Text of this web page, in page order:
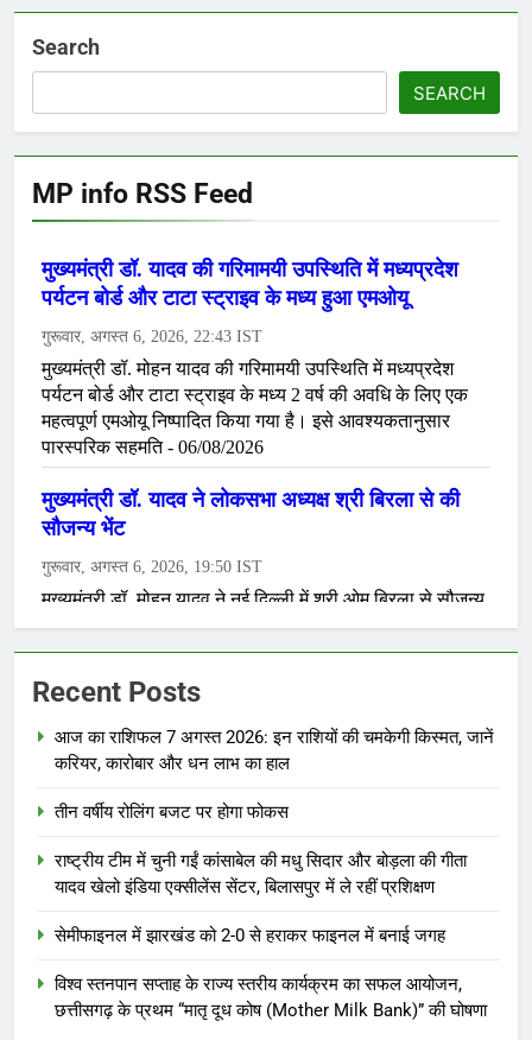
Search
SEARCH
MP info RSS Feed
Recent Posts
आज का राशिफल 7 अगस्त 2026: इन राशियों की चमकेगी किस्मत, जानें
करियर, कारोबार और धन लाभ का हाल
तीन वर्षीय रोलिंग बजट पर होगा फोकस
राष्ट्रीय टीम में चुनी गईं कांसाबेल की मधु सिदार और बोड़ला की गीता
यादव खेलो इंडिया एक्सीलेंस सेंटर, बिलासपुर में ले रहीं प्रशिक्षण
सेमीफाइनल में झारखंड को 2-0 से हराकर फाइनल में बनाई जगह
विश्व स्तनपान सप्ताह के राज्य स्तरीय कार्यक्रम का सफल आयोजन,
छत्तीसगढ़ के प्रथम “मातृ दूध कोष (Mother Milk Bank)” की घोषणा